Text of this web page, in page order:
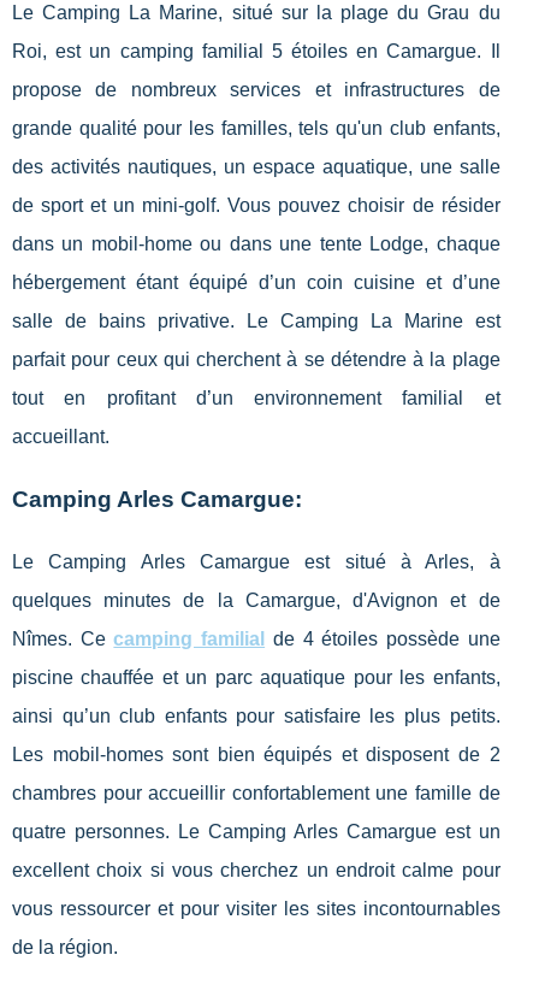
Le Camping La Marine, situé sur la plage du Grau du
Roi, est un camping familial 5 étoiles en Camargue. Il
propose de nombreux services et infrastructures de
grande qualité pour les familles, tels qu'un club enfants,
des activités nautiques, un espace aquatique, une salle
de sport et un mini-golf. Vous pouvez choisir de résider
dans un mobil-home ou dans une tente Lodge, chaque
hébergement étant équipé d’un coin cuisine et d’une
salle de bains privative. Le Camping La Marine est
parfait pour ceux qui cherchent à se détendre à la plage
tout en profitant d’un environnement familial et
accueillant.
Camping Arles Camargue:
Le Camping Arles Camargue est situé à Arles, à
quelques minutes de la Camargue, d'Avignon et de
Nîmes. Cecamping familial
de 4 étoiles possède une
piscine chauffée et un parc aquatique pour les enfants,
ainsi qu’un club enfants pour satisfaire les plus petits.
Les mobil-homes sont bien équipés et disposent de 2
chambres pour accueillir confortablement une famille de
quatre personnes. Le Camping Arles Camargue est un
excellent choix si vous cherchez un endroit calme pour
vous ressourcer et pour visiter les sites incontournables
de la région.